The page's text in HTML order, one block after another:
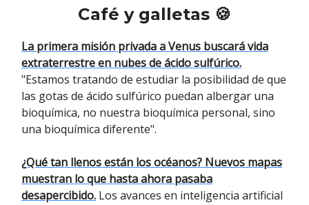
Café y galletas 🍪
La primera misión privada a Venus buscará vida
extraterrestre en nubes de ácido sulfúrico.
"Estamos tratando de estudiar la posibilidad de que
las gotas de ácido sulfúrico puedan albergar una
bioquímica, no nuestra bioquímica personal, sino
una bioquímica diferente".
¿Qué tan llenos están los océanos? Nuevos mapas
muestran lo que hasta ahora pasaba
desapercibido. Los avances en inteligencia artificial